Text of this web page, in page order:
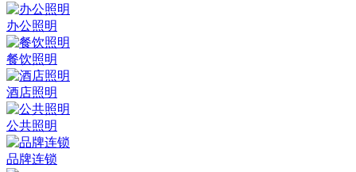
办公照明
餐饮照明
酒店照明
公共照明
品牌连锁